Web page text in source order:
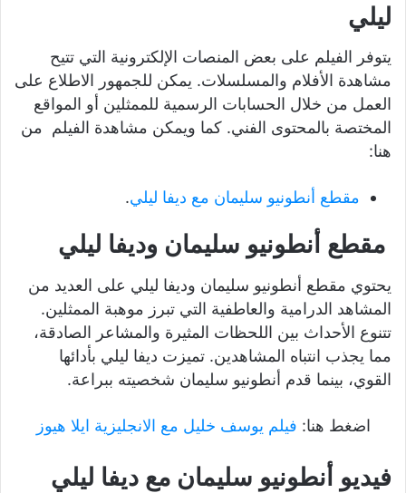
ليلي
يتوفر الفيلم على بعض المنصات الإلكترونية التي تتيح
مشاهدة الأفلام والمسلسلات. يمكن للجمهور الاطلاع على
العمل من خلال الحسابات الرسمية للممثلين أو المواقع
المختصة بالمحتوى الفني. كما ويمكن مشاهدة الفيلم من
هنا:
مقطع أنطونيو سليمان مع ديفا ليلي.
مقطع أنطونيو سليمان وديفا ليلي
يحتوي مقطع أنطونيو سليمان وديفا ليلي على العديد من
المشاهد الدرامية والعاطفية التي تبرز موهبة الممثلين.
تتنوع الأحداث بين اللحظات المثيرة والمشاعر الصادقة،
مما يجذب انتباه المشاهدين. تميزت ديفا ليلي بأدائها
القوي، بينما قدم أنطونيو سليمان شخصيته ببراعة.
اضغط هنا: فيلم يوسف خليل مع الانجليزية ايلا هيوز
فيديو أنطونيو سليمان مع ديفا ليلي